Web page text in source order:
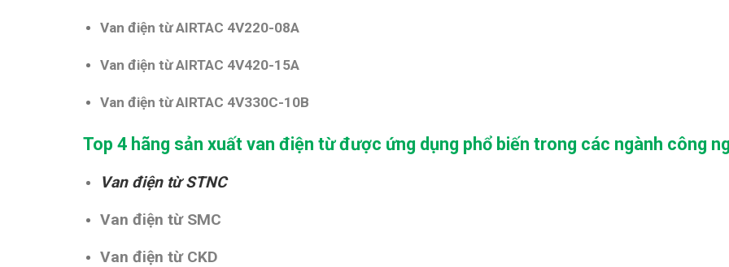
Van điện từ AIRTAC 4V220-08A
Van điện từ AIRTAC 4V420-15A
Van điện từ AIRTAC 4V330C-10B
Top 4 hãng sản xuất van điện từ được ứng dụng phổ biến trong các ngành công
Van điện từ STNC
Van điện từ SMC
Van điện từ CKD